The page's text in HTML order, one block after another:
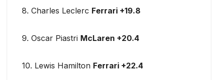
8. Charles Leclerc Ferrari +19.8
9. Oscar Piastri McLaren +20.4
10. Lewis Hamilton Ferrari +22.4